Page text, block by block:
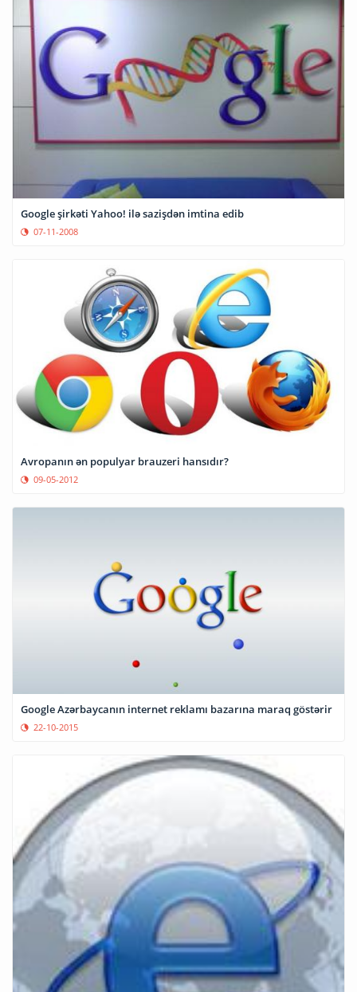
Google şirkəti Yahoo! ilə sazişdən imtina edib
07-11-2008
Avropanın ən populyar brauzeri hansıdır?
09-05-2012
Google Azərbaycanın internet reklamı bazarına maraq göstərir
22-10-2015